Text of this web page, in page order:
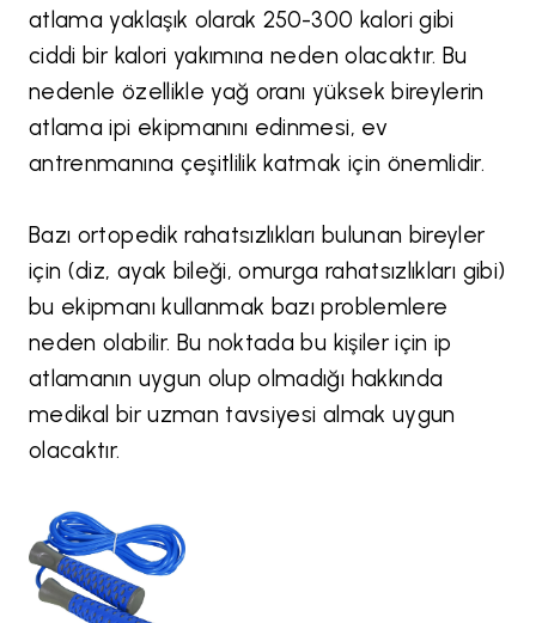
atlama yaklaşık olarak 250-300 kalori gibi
ciddi bir kalori yakımına neden olacaktır. Bu
nedenle özellikle yağ oranı yüksek bireylerin
atlama ipi ekipmanını edinmesi, ev
antrenmanına çeşitlilik katmak için önemlidir.
Bazı ortopedik rahatsızlıkları bulunan bireyler
için (diz, ayak bileği, omurga rahatsızlıkları gibi)
bu ekipmanı kullanmak bazı problemlere
neden olabilir. Bu noktada bu kişiler için ip
atlamanın uygun olup olmadığı hakkında
medikal bir uzman tavsiyesi almak uygun
olacaktır.